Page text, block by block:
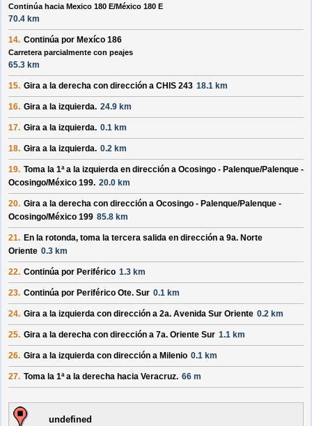
Continúa hacia Mexico 180 E/México 180 E
70.4 km
14. Continúa por Mexíco 186
Carretera parcialmente con peajes
65.3 km
15. Gira a la derecha con dirección a CHIS 243 18.1 km
16. Gira a la izquierda. 24.9 km
17. Gira a la izquierda. 0.1 km
18. Gira a la izquierda. 0.2 km
19. Toma la 1ª a la izquierda en dirección a Ocosingo - Palenque/Palenque -
Ocosingo/México 199. 20.0 km
20. Gira a la derecha con dirección a Ocosingo - Palenque/Palenque -
Ocosingo/México 199 85.8 km
21. En la rotonda, toma la tercera salida en dirección a 9a. Norte
Oriente 0.3 km
22. Continúa por Periférico 1.3 km
23. Continúa por Periférico Ote. Sur 0.1 km
24. Gira a la izquierda con dirección a 2a. Avenida Sur Oriente 0.2 km
25. Gira a la derecha con dirección a 7a. Oriente Sur 1.1 km
26. Gira a la izquierda con dirección a Milenio 0.1 km
27. Toma la 1ª a la derecha hacia Veracruz. 66 m
undefined